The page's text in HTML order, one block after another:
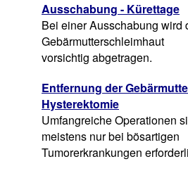
Ausschabung - Kürettage
Bei einer Ausschabung wird
Gebärmutterschleimhaut
vorsichtig abgetragen.
Entfernung der
Hysterektomie
Umfangreiche Operationen
meistens nur bei bösartigen
Tumorerkrankungen